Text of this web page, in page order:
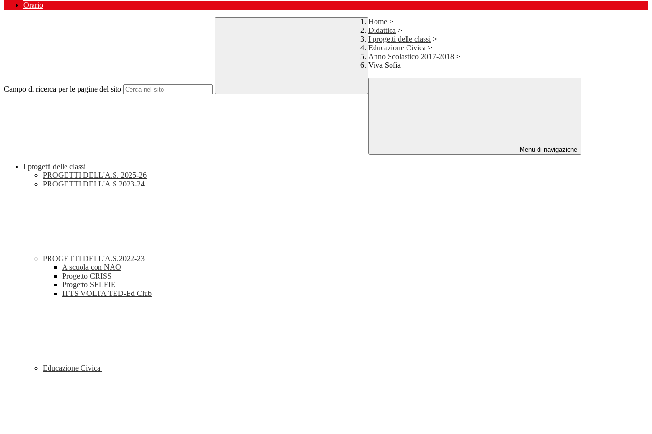
Orario
Campo di ricerca per le pagine del sito
Home >
Didattica >
I progetti delle classi >
Educazione Civica >
Anno Scolastico 2017-2018 >
Viva Sofia
Menu di navigazione
I progetti delle classi
PROGETTI DELL'A.S. 2025-26
PROGETTI DELL'A.S.2023-24
PROGETTI DELL'A.S.2022-23
A scuola con NAO
Progetto CRISS
Progetto SELFIE
ITTS VOLTA TED-Ed Club
Educazione Civica